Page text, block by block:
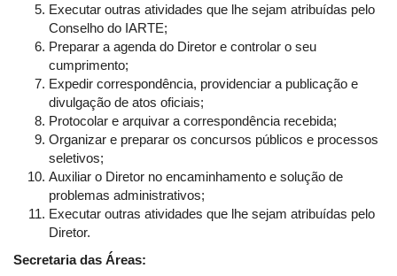
Executar outras atividades que lhe sejam atribuídas pelo
Conselho do IARTE;
Preparar a agenda do Diretor e controlar o seu
cumprimento;
Expedir correspondência, providenciar a publicação e
divulgação de atos oficiais;
Protocolar e arquivar a correspondência recebida;
Organizar e preparar os concursos públicos e processos
seletivos;
Auxiliar o Diretor no encaminhamento e solução de
problemas administrativos;
Executar outras atividades que lhe sejam atribuídas pelo
Diretor.
Secretaria das Áreas: